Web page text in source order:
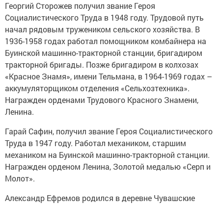
Георгий Сторожев получил звание Героя
Социалистического Труда в 1948 году. Трудовой путь
начал рядовым тружеником сельского хозяйства. В
1936-1958 годах работал помощником комбайнера на
Буинской машинно-тракторной станции, бригадиром
тракторной бригады. Позже бригадиром в колхозах
«Красное Знамя», имени Тельмана, в 1964-1969 годах –
аккумуляторщиком отделения «Сельхозтехника».
Награжден орденами Трудового Красного Знамени,
Ленина.
Гарай Сафин, получил звание Героя Социалистического
Труда в 1947 году. Работал механиком, старшим
механиком на Буинской машинно-тракторной станции.
Награжден орденом Ленина, Золотой медалью «Серп и
Молот».
Александр Ефремов родился в деревне Чувашские